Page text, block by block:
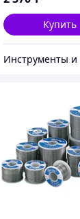
Купить